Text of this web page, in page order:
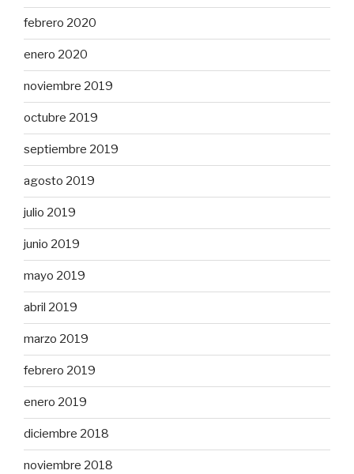
febrero 2020
enero 2020
noviembre 2019
octubre 2019
septiembre 2019
agosto 2019
julio 2019
junio 2019
mayo 2019
abril 2019
marzo 2019
febrero 2019
enero 2019
diciembre 2018
noviembre 2018